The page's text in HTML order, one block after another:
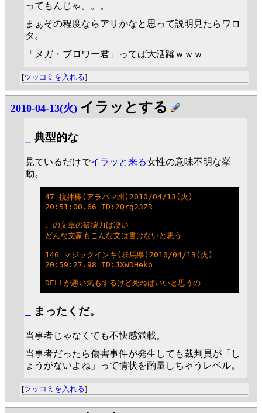
ってもんじゃ。。。
まぁその程度ならアリかなと思って説明見たらワロ
タ。
「メガ・ブロワー君」ってば大活躍ｗｗｗ
[ツッコミを入れる]
2010-04-13(火) イラッとする
典型的な
見ているだけでイラッと来る女性の意味不明な挙
動。
47 撹拌棒(アラバマ州)2010/04/13(火)
20:51:00.66 ID:2Qrg23ZR
この文章の破壊力は凄い
どんな文豪もこんな文は書けないと思う
146 マジックインキ(群馬県)2010/04/13(火)
20:59:27.98 ID:JXWDHeko
まったくだ。
当事者じゃなくても不快感満載。
当事者だったら傷害事件が発生しても裁判員が「し
ょうがないよね」って情状を酌量しちゃうレベル。
[ツッコミを入れる]